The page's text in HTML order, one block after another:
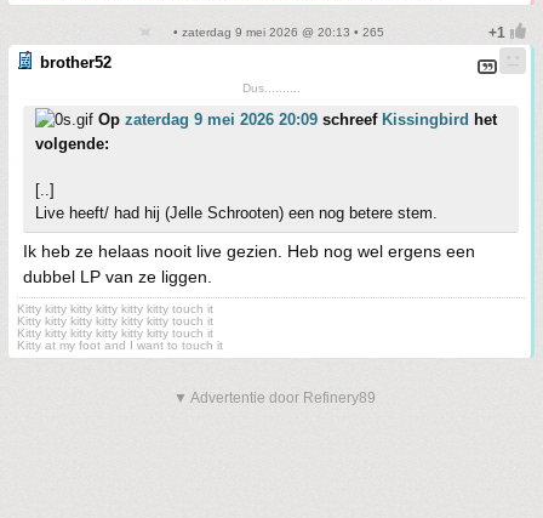
• zaterdag 9 mei 2026 @ 20:13 • 265
brother52
Dus..........
Op zaterdag 9 mei 2026 20:09 schreef Kissingbird het
volgende:
[..]
Live heeft/ had hij (Jelle Schrooten) een nog betere stem.
Ik heb ze helaas nooit live gezien. Heb nog wel ergens een
dubbel LP van ze liggen.
Kitty kitty kitty kitty kitty kitty touch it
Kitty kitty kitty kitty kitty kitty touch it
Kitty kitty kitty kitty kitty kitty touch it
Kitty at my foot and I want to touch it
▼ Advertentie door Refinery89